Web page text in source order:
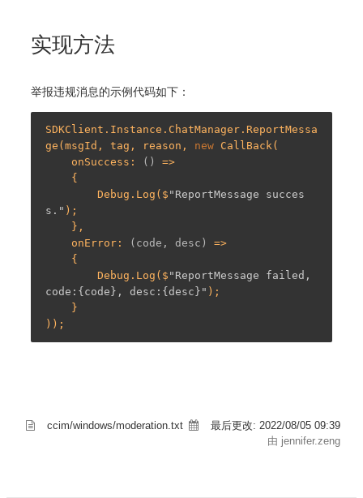
实现方法
举报违规消息的示例代码如下：
SDKClient.Instance.ChatManager.ReportMessa
ge(msgId, tag, reason, new CallBack(
    onSuccess:
()
=>
        Debug.Log($
"ReportMessage succes
s." );
    onError:
(code, desc)
=>
        Debug.Log($
"ReportMessage failed,
code:{code}, desc:{desc}" );
ccim/windows/moderation.txt 最后更改: 2022/08/05 09:39
由 jennifer.zeng